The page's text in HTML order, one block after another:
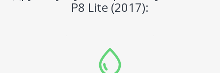
P8 Lite (2017):